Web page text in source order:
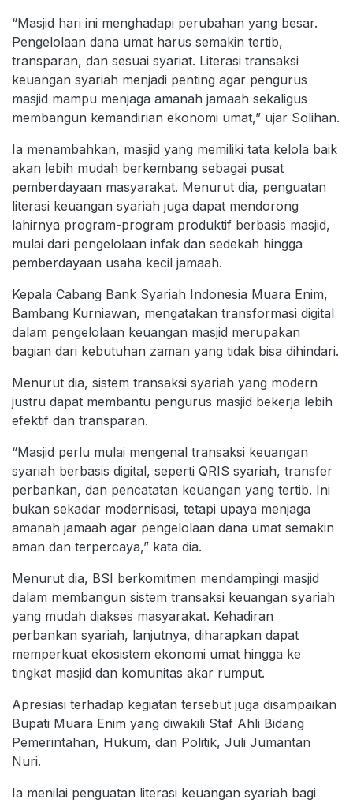
“Masjid hari ini menghadapi perubahan yang besar.
Pengelolaan dana umat harus semakin tertib,
transparan, dan sesuai syariat. Literasi transaksi
keuangan syariah menjadi penting agar pengurus
masjid mampu menjaga amanah jamaah sekaligus
membangun kemandirian ekonomi umat,” ujar Solihan.
Ia menambahkan, masjid yang memiliki tata kelola baik
akan lebih mudah berkembang sebagai pusat
pemberdayaan masyarakat. Menurut dia, penguatan
literasi keuangan syariah juga dapat mendorong
lahirnya program-program produktif berbasis masjid,
mulai dari pengelolaan infak dan sedekah hingga
pemberdayaan usaha kecil jamaah.
Kepala Cabang Bank Syariah Indonesia Muara Enim,
Bambang Kurniawan, mengatakan transformasi digital
dalam pengelolaan keuangan masjid merupakan
bagian dari kebutuhan zaman yang tidak bisa dihindari.
Menurut dia, sistem transaksi syariah yang modern
justru dapat membantu pengurus masjid bekerja lebih
efektif dan transparan.
“Masjid perlu mulai mengenal transaksi keuangan
syariah berbasis digital, seperti QRIS syariah, transfer
perbankan, dan pencatatan keuangan yang tertib. Ini
bukan sekadar modernisasi, tetapi upaya menjaga
amanah jamaah agar pengelolaan dana umat semakin
aman dan terpercaya,” kata dia.
Menurut dia, BSI berkomitmen mendampingi masjid
dalam membangun sistem transaksi keuangan syariah
yang mudah diakses masyarakat. Kehadiran
perbankan syariah, lanjutnya, diharapkan dapat
memperkuat ekosistem ekonomi umat hingga ke
tingkat masjid dan komunitas akar rumput.
Apresiasi terhadap kegiatan tersebut juga disampaikan
Bupati Muara Enim yang diwakili Staf Ahli Bidang
Pemerintahan, Hukum, dan Politik, Juli Jumantan
Nuri.
Ia menilai penguatan literasi keuangan syariah bagi